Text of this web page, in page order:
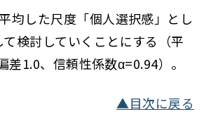
均した尺度「個人選択感」とし
検討していくことにする（平
差1.0、信頼性係数α=0.94）。
▲目次に戻る